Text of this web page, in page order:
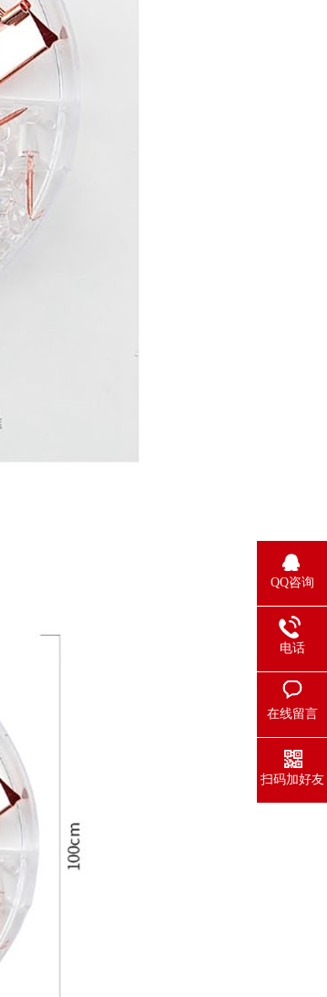
QQ咨询
电话
在线留言
扫码加好友